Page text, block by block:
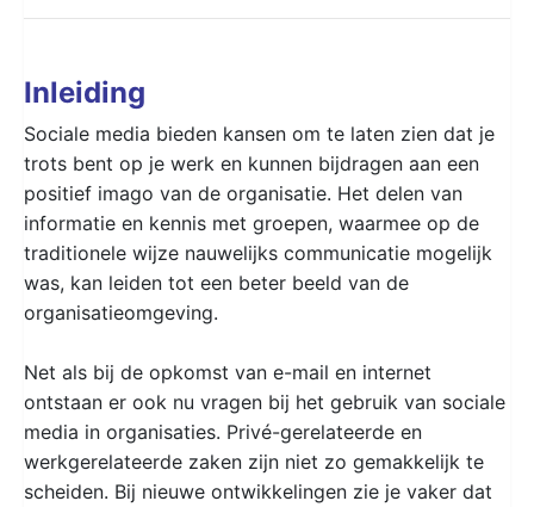
Inleiding
Sociale media bieden kansen om te laten zien dat je
trots bent op je werk en kunnen bijdragen aan een
positief imago van de organisatie. Het delen van
informatie en kennis met groepen, waarmee op de
traditionele wijze nauwelijks communicatie mogelijk
was, kan leiden tot een beter beeld van de
organisatieomgeving.
Net als bij de opkomst van e-mail en internet
ontstaan er ook nu vragen bij het gebruik van sociale
media in organisaties. Privé-gerelateerde en
werkgerelateerde zaken zijn niet zo gemakkelijk te
scheiden. Bij nieuwe ontwikkelingen zie je vaker dat